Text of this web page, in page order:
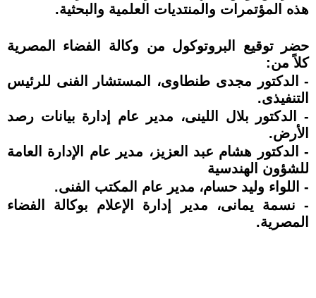
هذه المؤتمرات والمنتديات العلمية والبحثية.
حضر توقيع البروتوكول من وكالة الفضاء المصرية
كلاً من:
- الدكتور مجدى طنطاوى، المستشار الفنى للرئيس
التنفيذى.
- الدكتور بلال اللينى، مدير عام إدارة بيانات رصد
الأرض.
- الدكتور هشام عبد العزيز، مدير عام الإدارة العامة
للشؤون الهندسية
- اللواء وليد حسام، مدير عام المكتب الفنى.
- نسمة يمانى، مدير إدارة الإعلام بوكالة الفضاء
المصرية.